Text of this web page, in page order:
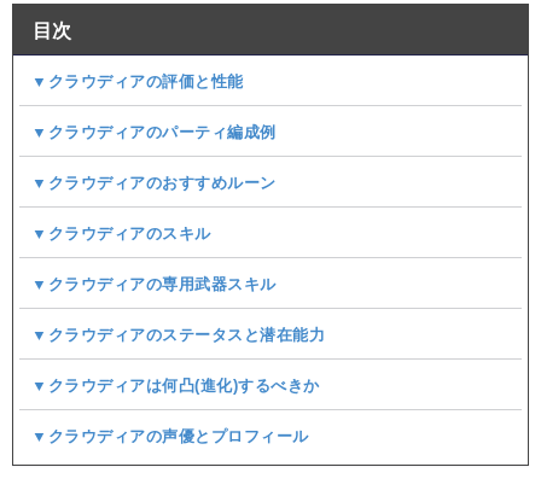
目次
▼クラウディアの評価と性能
▼クラウディアのパーティ編成例
▼クラウディアのおすすめルーン
▼クラウディアのスキル
▼クラウディアの専用武器スキル
▼クラウディアのステータスと潜在能力
▼クラウディアは何凸(進化)するべきか
▼クラウディアの声優とプロフィール